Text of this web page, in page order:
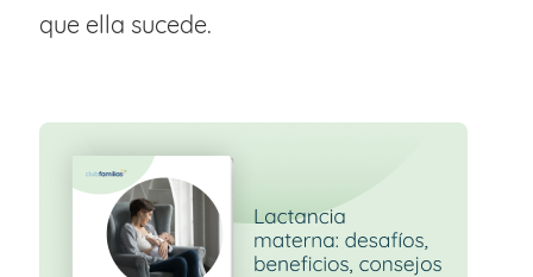
que ella sucede.